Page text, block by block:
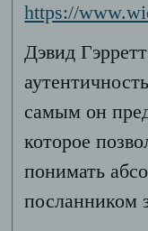
https://
Дэвид
самым он
которое
понимать
посланником